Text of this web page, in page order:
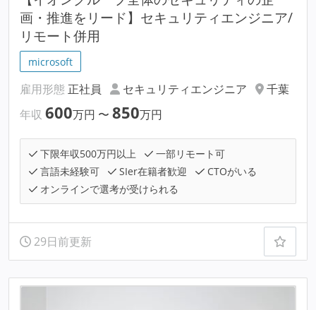
画・推進をリード】セキュリティエンジニア/
リモート併用
microsoft
雇用形態 正社員 セキュリティエンジニア
千葉
年収 600万円 〜 850万円
下限年収500万円以上
一部リモート可
言語未経験可
SIer在籍者歓迎
CTOがいる
オンラインで選考が受けられる
29日前更新